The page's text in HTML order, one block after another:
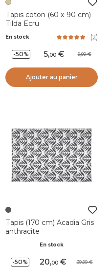
Tapis coton (60 x 90 cm)
Tilda Ecru
En stock (2)
-50% 5,00 9,99
Ajouter au panier
Tapis (170 cm) Acadia Gris
anthracite
En stock
-50% 20,00 39,99